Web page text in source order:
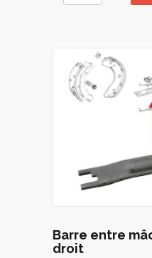
Barre entre
droit